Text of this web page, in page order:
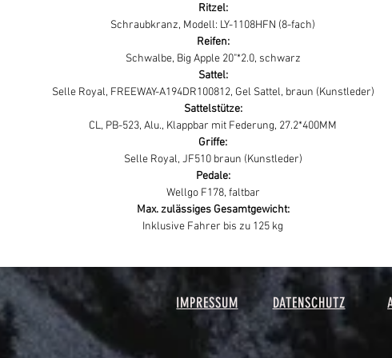
Ritzel:
Schraubkranz, Modell: LY-1108HFN (8-fach)
Reifen:
Schwalbe, Big Apple 20"*2.0, schwarz
Sattel:
Selle Royal, FREEWAY-A194DR100812, Gel Sattel, braun (Kunstleder)
Sattelstütze:
CL, PB-523, Alu., Klappbar mit Federung, 27.2*400MM
Griffe:
Selle Royal, JF510 braun (Kunstleder)
Pedale:
Wellgo F178, faltbar
Max. zulässiges Gesamtgewicht:
Inklusive Fahrer bis zu 125 kg
IMPRESSUM DATENSCHUTZ